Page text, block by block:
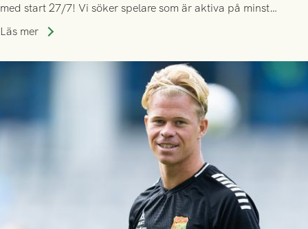
med start 27/7! Vi söker spelare som är aktiva på minst
division 3-nivå.
Läs mer